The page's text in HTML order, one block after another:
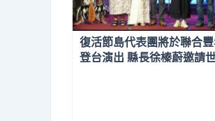
復活節島代表團將於聯合
登台演出 縣長徐榛蔚邀請